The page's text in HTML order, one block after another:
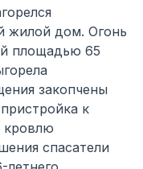
жилой дом. Огонь
площадью 65
закопчены
к
кровлю
спасатели